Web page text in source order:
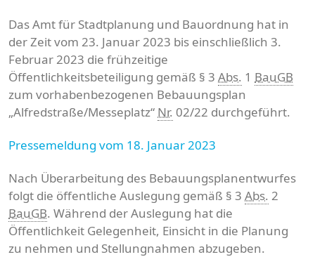
Das Amt für Stadtplanung und Bauordnung hat in
der Zeit vom 23. Januar 2023 bis einschließlich 3.
Februar 2023 die frühzeitige
Öffentlichkeitsbeteiligung gemäß § 3 Abs. 1 BauGB
zum vorhabenbezogenen Bebauungsplan
„Alfredstraße/Messeplatz“ Nr. 02/22 durchgeführt.
Pressemeldung vom 18. Januar 2023
Nach Überarbeitung des Bebauungsplanentwurfes
folgt die öffentliche Auslegung gemäß § 3 Abs. 2
BauGB. Während der Auslegung hat die
Öffentlichkeit Gelegenheit, Einsicht in die Planung
zu nehmen und Stellungnahmen abzugeben.